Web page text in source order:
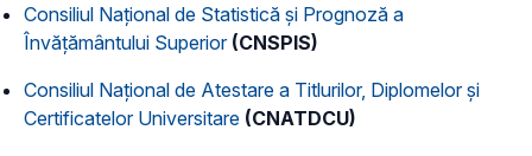
Consiliul Naţional de Statistică şi Prognoză a
Învăţământului Superior(CNSPIS)
Consiliul Naţional de Atestare a Titlurilor, Diplomelor şi
Certificatelor Universitare (CNATDCU)